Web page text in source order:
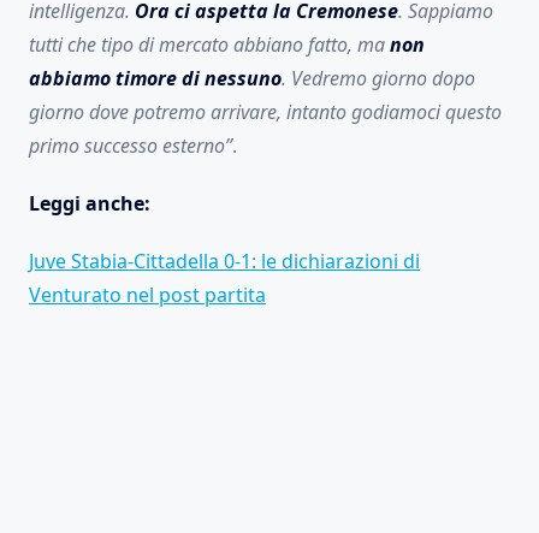
intelligenza. Ora ci aspetta la Cremonese. Sappiamo
tutti che tipo di mercato abbiano fatto, manon
abbiamo timore di nessuno. Vedremo giorno dopo
giorno dove potremo arrivare, intanto godiamoci questo
primo successo esterno”.
Leggi anche:
Juve Stabia-Cittadella 0-1: le dichiarazioni di
Venturato nel post partita